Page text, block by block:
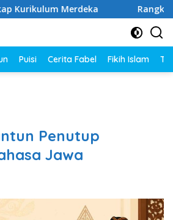
Merdeka Rangkuman Materi
Puisi Cerita Fabel Fikih Islam
Penutup
Jawa